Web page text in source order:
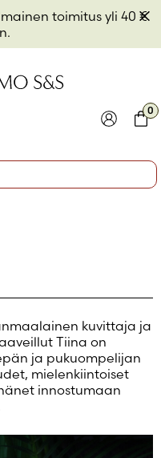
toimitus yli 40 €
sisään
0
kuvittaja ja
Tiina on
ja pukuompelijan
mielenkiintoiset
innostumaan